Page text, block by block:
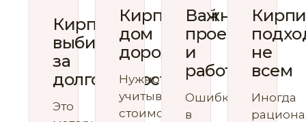
Кирпич
выбирают
за
долговечность
Это
Кирпичный
дом
дороже
Нужно
учитывать
стоимость
Важны
проект
и
работы
Ошибки
в
не
всем
Иногда